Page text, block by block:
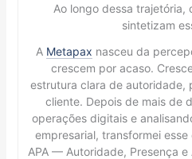
Ao longo dessa trajetória,
sintetizam
A Metapax nasceu da
crescem por acaso.
estrutura clara de autoridade,
cliente. Depois de mais de
operações digitais e
empresarial, transformei
APA — Autoridade, Presença